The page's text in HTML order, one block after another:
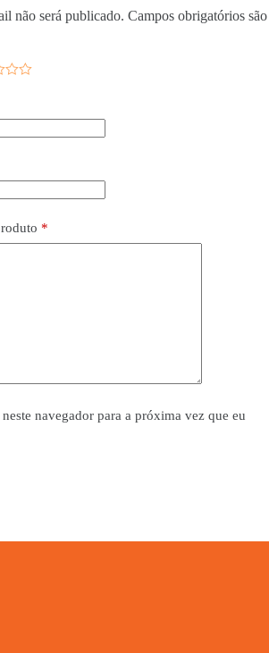
não será publicado. Campos obrigatórios são
*
navegador para a próxima vez que eu